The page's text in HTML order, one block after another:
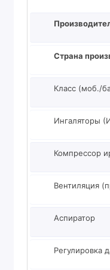
Страна
Класс (моб./
Ингаляторы
Компрессор
Вентиляция
Аспиратор
Регулировка